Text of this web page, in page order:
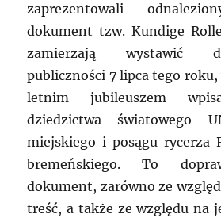
zaprezentowali
dokument tzw. Kundige
zamierzają wystawić
publiczności 7 lipca tego
letnim jubileuszem
dziedzictwa światowego
miejskiego i posągu rycerza
bremeńskiego. To
dokument, zarówno ze
treść, a także ze względu na